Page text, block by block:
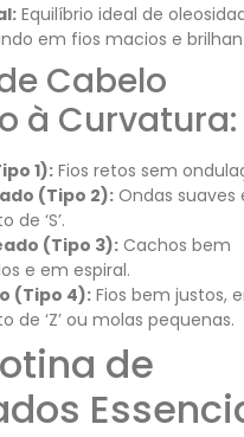
Equilíbrio ideal de
em fios macios e
Cabelo
à Curvatura:
1):Fios retos sem
(Tipo 2): Ondas suaves
de ‘S’.
(Tipo 3):Cachos bem
e em espiral.
(Tipo 4): Fios bem justos,
de ‘Z’ ou molas pequenas.
de